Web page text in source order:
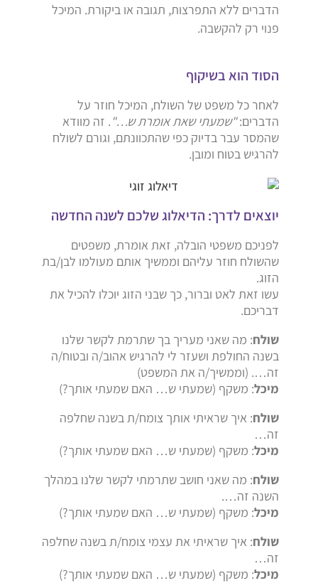
הדברים ללא התפרצות, תגובה או ביקורת. המיכל
פנוי רק להקשבה.
הסוד הוא בשיקוף
לאחר כל משפט של השולח, המיכל חוזר על
הדברים: "שמעתי שאת אומרת ש…" . זה מוודא
שהמסר עבר בדיוק כפי שהתכוונתם, וגורם לשולח
להרגיש בטוח ומובן.
יוצאים לדרך: הדיאלוג שלכם לשנה החדשה
לפניכם משפטי הובלה, זאת אומרת, משפטים
שהשולח חוזר עליהם וממשיך אותם מעולמו לבן/בת
הזוג.
עשו זאת לאט וברור, כך שבני הזוג יוכלו להכיל את
דבריכם.
שולח: מה שאני מעריך בך שתרמת לקשר שלנו
בשנה החולפת ושעזר לי להרגיש אהוב/ה ובטוח/ה
זה…. (וממשיך/ה את המשפט)
מיכל: משקף (שמעתי ש… האם שמעתי אותך?)
שולח: איך שראיתי אותך צומח/ת בשנה שחלפה
זה…
מיכל: משקף (שמעתי ש… האם שמעתי אותך?)
שולח: מה שאני חושב שתרמתי לקשר שלנו במהלך
השנה זה….
מיכל: משקף (שמעתי ש… האם שמעתי אותך?)
שולח: איך שראיתי את עצמי צומח/ת בשנה שחלפה
זה…
מיכל: משקף (שמעתי ש… האם שמעתי אותך?)